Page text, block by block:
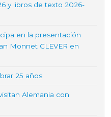
y libros de texto 2026-
en la presentación
Monnet CLEVER en
25 años
Alemania con